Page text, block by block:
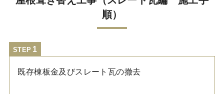
順）
STEP
既存棟板金及びスレート瓦の撤去